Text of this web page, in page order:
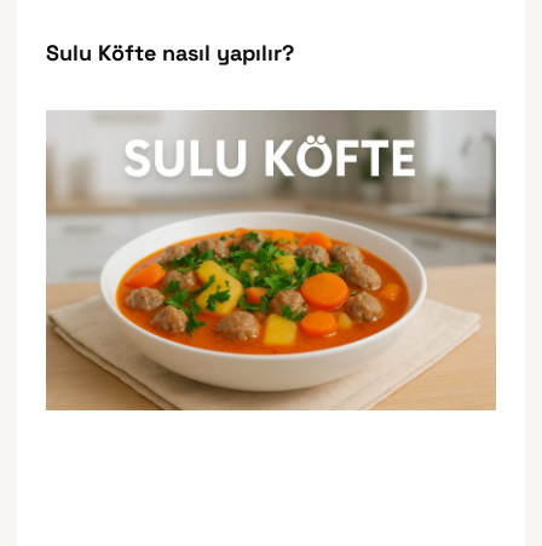
Sulu Köfte nasıl yapılır?